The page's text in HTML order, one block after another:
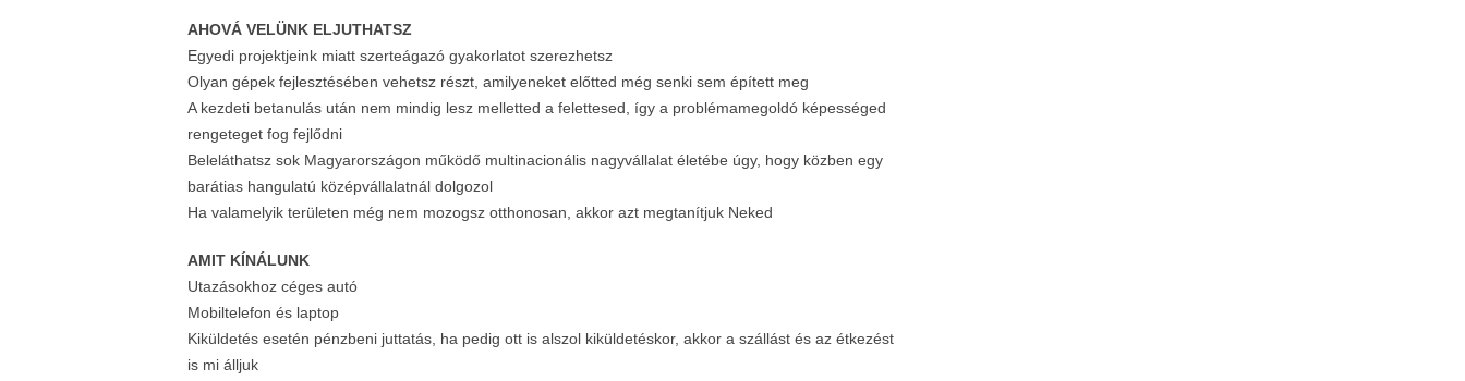
AHOVÁ VELÜNK ELJUTHATSZ
Egyedi projektjeink miatt szerteágazó gyakorlatot szerezhetsz
Olyan gépek fejlesztésében vehetsz részt, amilyeneket előtted még senki sem épített meg
A kezdeti betanulás után nem mindig lesz melletted a felettesed, így a problémamegoldó képességed
rengeteget fog fejlődni
Beleláthatsz sok Magyarországon működő multinacionális nagyvállalat életébe úgy, hogy közben egy
barátias hangulatú középvállalatnál dolgozol
Ha valamelyik területen még nem mozogsz otthonosan, akkor azt megtanítjuk Neked
AMIT KÍNÁLUNK
Utazásokhoz céges autó
Mobiltelefon és laptop
Kiküldetés esetén pénzbeni juttatás, ha pedig ott is alszol kiküldetéskor, akkor a szállást és az étkezést
is mi álljuk